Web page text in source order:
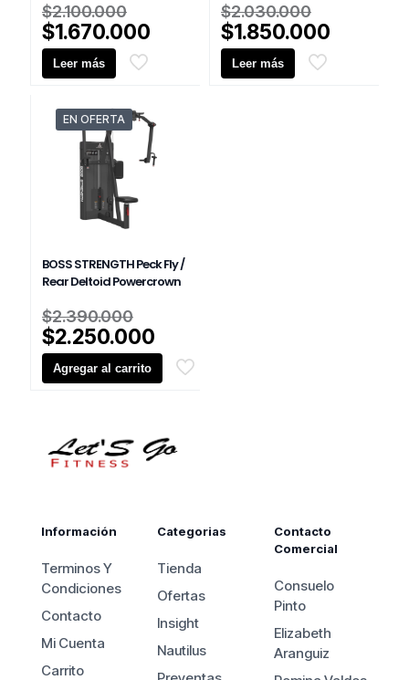
$2.100.000
precio
original
era:
$1.670.000
Leer más
$2.030.000
precio
original
era:
$1.850.000
Leer más
EN OFERTA
BOSS STRENGTH Peck Fly /
Rear Deltoid Powercrown
$2.390.000
precio
original
era:
$2.250.000
precio
actual
Agregar al carrito
Información
Terminos Y
Condiciones
Contacto
Mi Cuenta
Carrito
Categorias
Tienda
Ofertas
Insight
Nautilus
Contacto
Comercial
Consuelo
Pinto
Elizabeth
Aranguiz